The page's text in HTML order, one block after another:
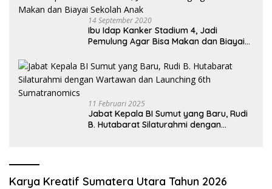
14 September 2020
Ibu Idap Kanker Stadium 4, Jadi
Pemulung Agar Bisa Makan dan Biayai
11 Februari 2025
Jabat Kepala BI Sumut yang Baru, Rudi
B. Hutabarat Silaturahmi dengan
Karya Kreatif Sumatera Utara Tahun 2026